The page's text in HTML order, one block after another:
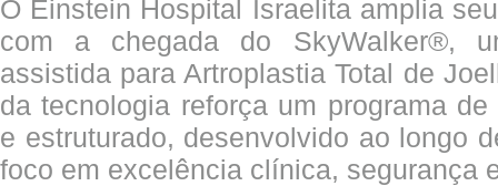
O Einstein Hospital Israelita amplia
com a chegada do SkyWalker®,
assistida para Artroplastia Total de
da tecnologia reforça um programa
e estruturado, desenvolvido ao longo
foco em excelência clínica, segurança